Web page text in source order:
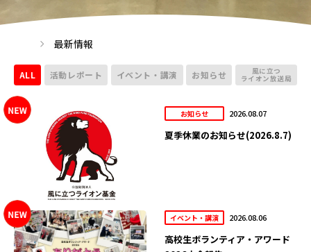
最新情報
ALL 活動レポート イベント・講演 お知らせ 風に立つ
ライオン放送局
お知らせ 2026.08.07
夏季休業のお知らせ(2026.8.7)
イベント・講演 2026.08.06
高校生ボランティア・アワード